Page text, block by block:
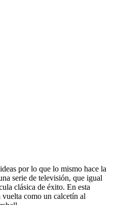
por lo que lo mismo hace la
serie de televisión, que igual
clásica de éxito. En esta
vuelta como un calcetín al